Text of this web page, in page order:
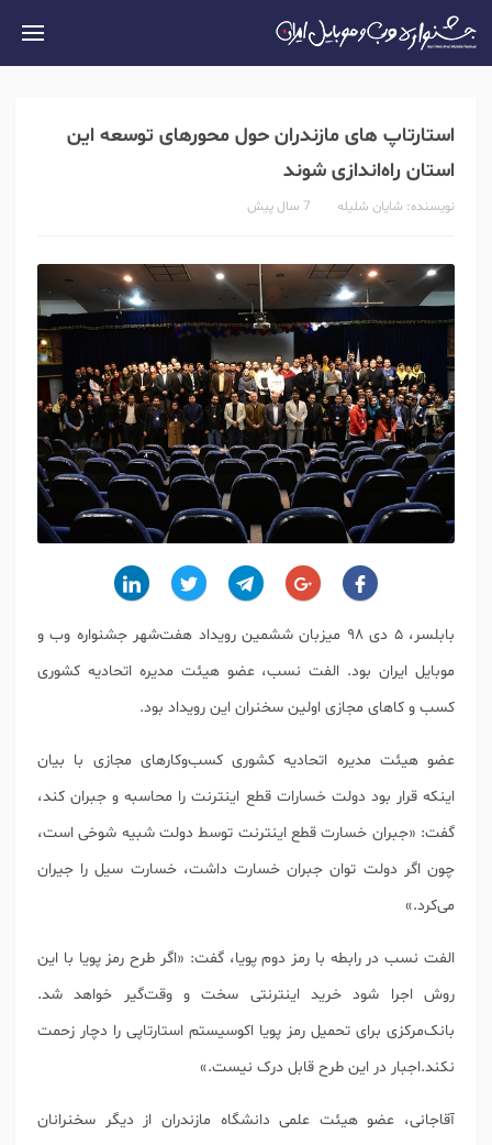
استارتاپ های مازندران حول محورهای توسعه این
استان راه‌اندازی شوند
نویسنده: شایان شلیله 7 سال پیش
بابلسر، ۵ دی ۹۸ میزبان ششمین رویداد هفت‌شهر جشنواره وب و
موبایل ایران بود. الفت نسب، عضو هیئت مدیره اتحادیه کشوری
کسب و کاهای مجازی اولین سخنران این رویداد بود.
عضو هیئت مدیره اتحادیه کشوری کسب‌وکارهای مجازی با بیان
اینکه ‏قرار بود دولت خسارات قطع اینترنت را محاسبه و جبران کند،
گفت: «‏جبران خسارت قطع اینترنت توسط دولت شبیه شوخی است،
چون اگر‌ دولت توان جبران خسارت داشت، خسارت سیل را جیران
می‌کرد.»
الفت نسب در رابطه با رمز دوم پویا، گفت: «‏اگر طرح رمز پویا با این
روش اجرا شود خرید اینترنتی سخت و وقت‌گیر خواهد شد.
‏بانک‌مرکزی برای تحمیل رمز پویا اکوسیستم استارتاپی را دچار زحمت
نکند.اجبار در این طرح قابل درک نیست.»
آقاجانی، عضو هیئت علمی دانشگاه مازندران از دیگر سخنرانان